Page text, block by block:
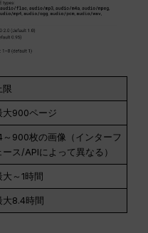
限
大900ページ
～900枚の画像（インターフ
ース/APIによって異なる）
大～1時間
大8.4時間